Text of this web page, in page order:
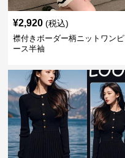
¥2,920 (税込)
襟付きボーダー柄ニットワンピ
ース半袖